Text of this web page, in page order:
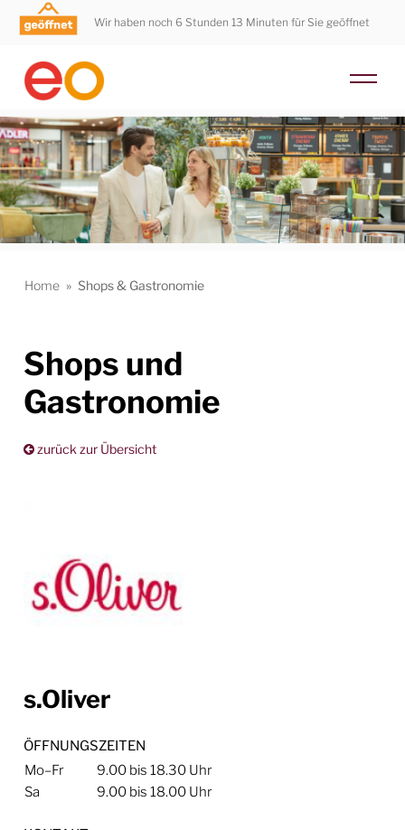
Wir haben noch 6 Stunden 13 Minuten für Sie geöffnet
Home » Shops & Gastronomie
Shops und
Gastronomie
zurück zur Übersicht
s.Oliver
ÖFFNUNGSZEITEN
Mo–Fr
9.00 bis 18.30 Uhr
Sa
9.00 bis 18.00 Uhr